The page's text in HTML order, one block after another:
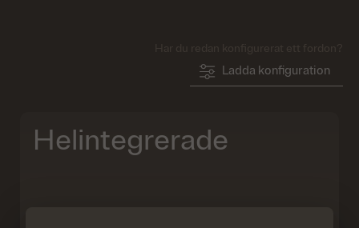
Har du redan konfigurerat ett fordon?
Ladda konfiguration
Helintegrerade